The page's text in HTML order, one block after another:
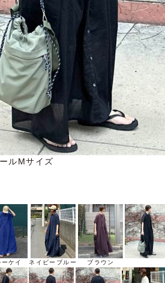
ルMサイズ
ーケイ ネイビーブルー ブラウン